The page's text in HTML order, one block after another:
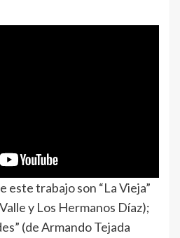
este trabajo son “La Vieja”
y Los Hermanos Díaz);
(de Armando Tejada